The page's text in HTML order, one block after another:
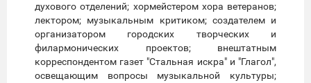
духового отделений; хормейстером хора ветеранов;
лектором; музыкальным критиком; создателем и
организатором городских творческих и
филармонических проектов; внештатным
корреспондентом газет "Стальная искра" и "Глагол",
освещающим вопросы музыкальной культуры;